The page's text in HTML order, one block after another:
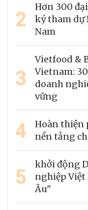
2
Hơn 300
ký tham dự
Nam
3
Vietfood &
Vietnam:
doanh
vững
4
Hoàn thiện
nền tảng
5
khởi động
nghiệp Việt
Âu"